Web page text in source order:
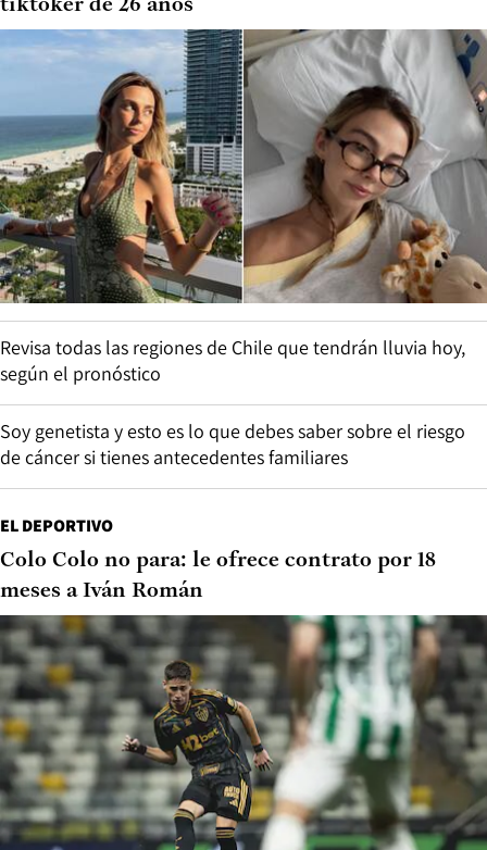
tiktoker de 26 años
Revisa todas las regiones de Chile que tendrán lluvia hoy,
según el pronóstico
Soy genetista y esto es lo que debes saber sobre el riesgo
de cáncer si tienes antecedentes familiares
EL DEPORTIVO
Colo Colo no para: le ofrece contrato por 18
meses a Iván Román